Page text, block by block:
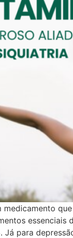
medicamento
Já para